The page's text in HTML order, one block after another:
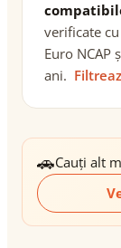
verificate
Euro NCAP
ani.
🚗Cauți alt